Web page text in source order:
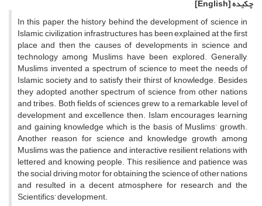
چکیده[English]
In this paper, the history behind the development of science in
Islamic civilization infrastructures has been explained at the first
place and then the causes of developments in science and
technology among Muslims have been explored. Generally,
Muslims invented a spectrum of science to meet the needs of
Islamic society and to satisfy their thirst of knowledge. Besides
they adopted another spectrum of science from other nations
and tribes. Both fields of sciences grew to a remarkable level of
development and excellence then. Islam encourages learning
and gaining knowledge which is the basis of Muslims’ growth.
Another reason for science and knowledge growth among
Muslims was the patience and interactive resilient relations with
lettered and knowing people. This resilience and patience was
the social driving motor for obtaining the science of other nations
and resulted in a decent atmosphere for research and the
Scientifics’ development.